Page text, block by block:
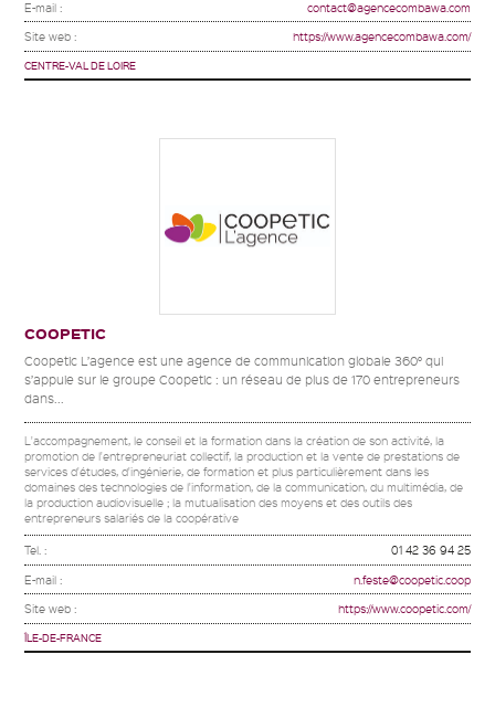
E-mail : contact@agencecombawa.com
Site web : https://www.agencecombawa.com/
CENTRE-VAL DE LOIRE
COOPETIC
Coopetic L’agence est une agence de communication globale 360° qui
s’appuie sur le groupe Coopetic : un réseau de plus de 170 entrepreneurs
dans...
L'accompagnement, le conseil et la formation dans la création de son activité, la
promotion de l'entrepreneuriat collectif, la production et la vente de prestations de
services d'études, d'ingénierie, de formation et plus particulièrement dans les
domaines des technologies de l'information, de la communication, du multimédia, de
la production audiovisuelle ; la mutualisation des moyens et des outils des
entrepreneurs salariés de la coopérative
Tel. : 01 42 36 94 25
E-mail : n.feste@coopetic.coop
Site web : https://www.coopetic.com/
ÎLE-DE-FRANCE